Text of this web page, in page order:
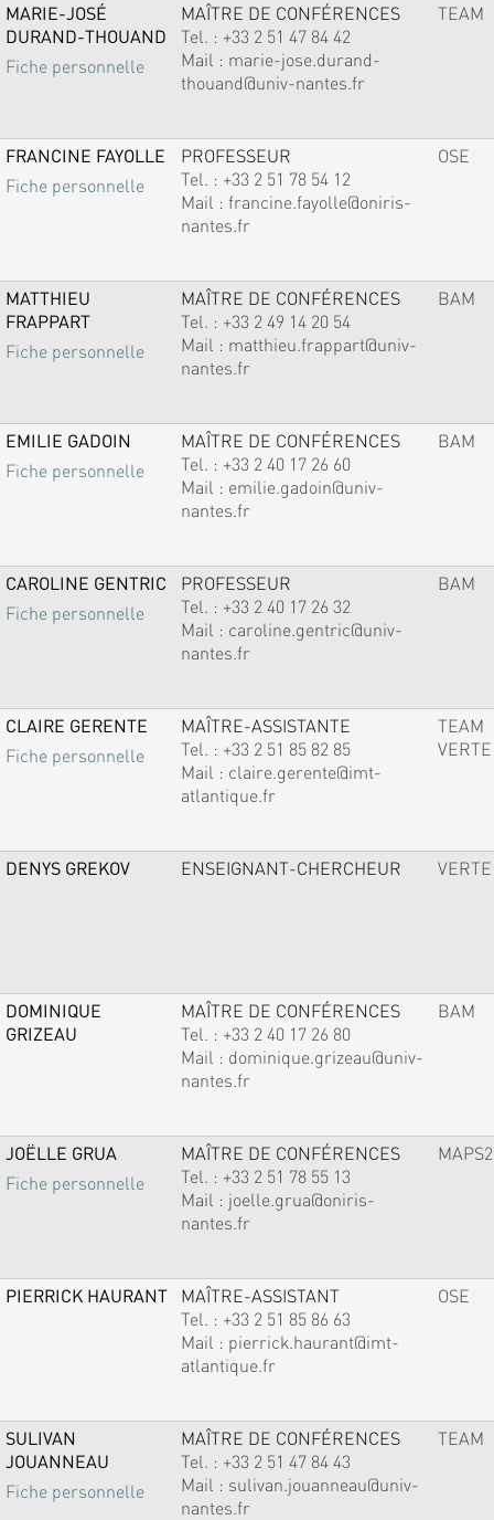
MARIE-JOSÉ
DURAND-THOUAND
Fiche personnelle
MAÎTRE DE CONFÉRENCES
Tel. : +33 2 51 47 84 42
Mail : marie-jose.durand-
thouand@univ-nantes.fr
TEAM
FRANCINE FAYOLLE
Fiche personnelle
PROFESSEUR
Tel. : +33 2 51 78 54 12
Mail : francine.fayolle@oniris-
nantes.fr
OSE
MATTHIEU
FRAPPART
Fiche personnelle
MAÎTRE DE CONFÉRENCES
Tel. : +33 2 49 14 20 54
Mail : matthieu.frappart@univ-
nantes.fr
BAM
EMILIE GADOIN
Fiche personnelle
MAÎTRE DE CONFÉRENCES
Tel. : +33 2 40 17 26 60
Mail : emilie.gadoin@univ-
nantes.fr
BAM
CAROLINE GENTRIC
Fiche personnelle
PROFESSEUR
Tel. : +33 2 40 17 26 32
Mail : caroline.gentric@univ-
nantes.fr
BAM
CLAIRE GERENTE
Fiche personnelle
MAÎTRE-ASSISTANTE
Tel. : +33 2 51 85 82 85
Mail : claire.gerente@imt-
atlantique.fr
TEAM
VERTE
DENYS GREKOV ENSEIGNANT-CHERCHEUR VERTE
DOMINIQUE
GRIZEAU
MAÎTRE DE CONFÉRENCES
Tel. : +33 2 40 17 26 80
Mail : dominique.grizeau@univ-
nantes.fr
BAM
JOËLLE GRUA
Fiche personnelle
MAÎTRE DE CONFÉRENCES
Tel. : +33 2 51 78 55 13
Mail : joelle.grua@oniris-
nantes.fr
MAPS2
PIERRICK HAURANT
MAÎTRE-ASSISTANT
Tel. : +33 2 51 85 86 63
Mail : pierrick.haurant@imt-
atlantique.fr
OSE
SULIVAN
JOUANNEAU
Fiche personnelle
MAÎTRE DE CONFÉRENCES
Tel. : +33 2 51 47 84 43
Mail : sulivan.jouanneau@univ-
nantes.fr
TEAM